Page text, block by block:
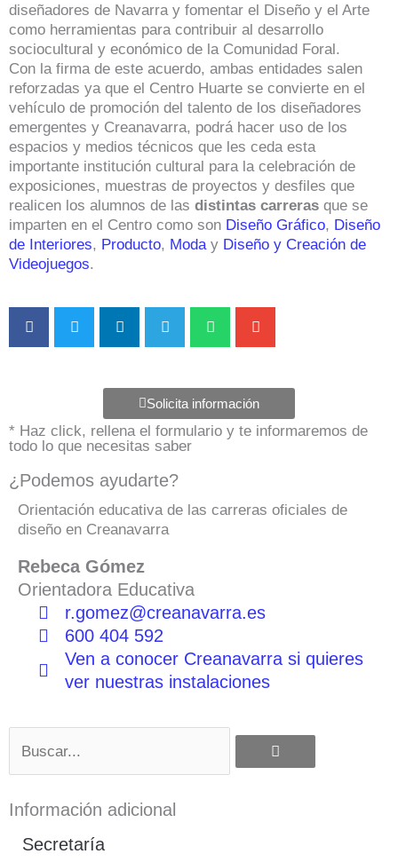
diseñadores de Navarra y fomentar el Diseño y el Arte
como herramientas para contribuir al desarrollo
sociocultural y económico de la Comunidad Foral.
Con la firma de este acuerdo, ambas entidades salen
reforzadas ya que el Centro Huarte se convierte en el
vehículo de promoción del talento de los diseñadores
emergentes y Creanavarra, podrá hacer uso de los
espacios y medios técnicos que les ceda esta
importante institución cultural para la celebración de
exposiciones, muestras de proyectos y desfiles que
realicen los alumnos de las distintas carreras que se
imparten en el Centro como son Diseño Gráfico, Diseño
de Interiores, Producto, Moday Diseño y Creación de
Videojuegos.
Solicita información
* Haz click, rellena el formulario y te informaremos de
todo lo que necesitas saber
¿Podemos ayudarte?
Orientación educativa de las carreras oficiales de
diseño en Creanavarra
Rebeca Gómez
Orientadora Educativa
r.gomez@creanavarra.es
600 404 592
Ven a conocer Creanavarra si quieres
ver nuestras instalaciones
Información adicional
Secretaría